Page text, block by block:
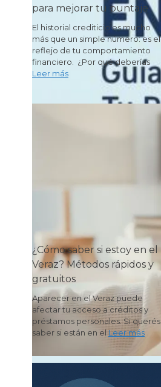
para mejorar tu puntaje
El historial crediticio es mucho
más que un simple número: es el
reflejo de tu comportamiento
financiero. ¿Por qué deberías
Leer más
¿Cómo saber si estoy en el
Veraz? Métodos rápidos y
gratuitos
Aparecer en el Veraz puede
afectar tu acceso a créditos y
préstamos personales. Si querés
saber si están en el Leer más